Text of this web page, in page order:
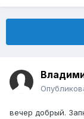
вечер добрый.